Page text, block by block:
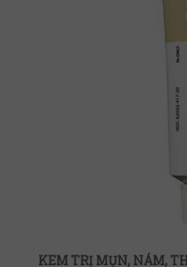
KEM TRỊ MỤN, NÁM,